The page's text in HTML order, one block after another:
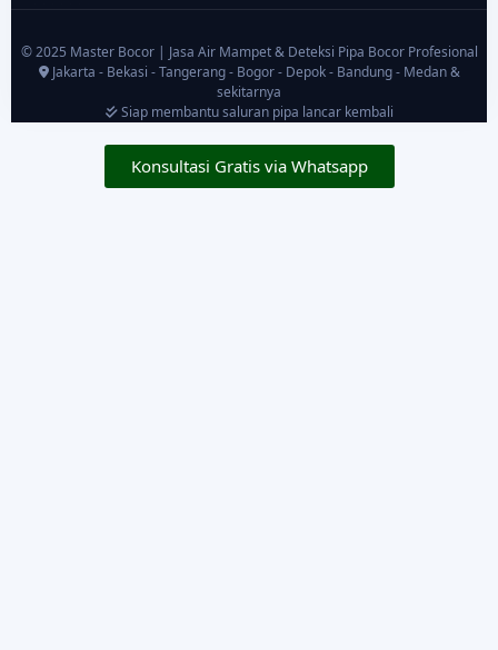
© 2025 Master Bocor | Jasa Air Mampet & Deteksi Pipa Bocor Profesional
Jakarta - Bekasi - Tangerang - Bogor - Depok - Bandung - Medan &
sekitarnya
Siap membantu saluran pipa lancar kembali
Konsultasi Gratis via Whatsapp